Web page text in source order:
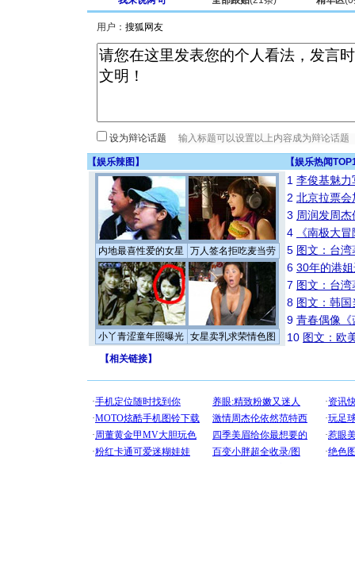
用户：
设为辩论话题
【娱乐辣图 】 【娱乐热闻
内地最喜性爱的女星 万人签名拒吃麦当劳
小丫青涩童年照曝光 女星卖乳求荣情色图
1 李俊基魅力
2 北京拉票
3 周润发周
4
《南极大
5 图文：台
6 30年的港
7 图文：台
8 图文：韩
9 青春偶像《
10 图文：欧
【相关链接】